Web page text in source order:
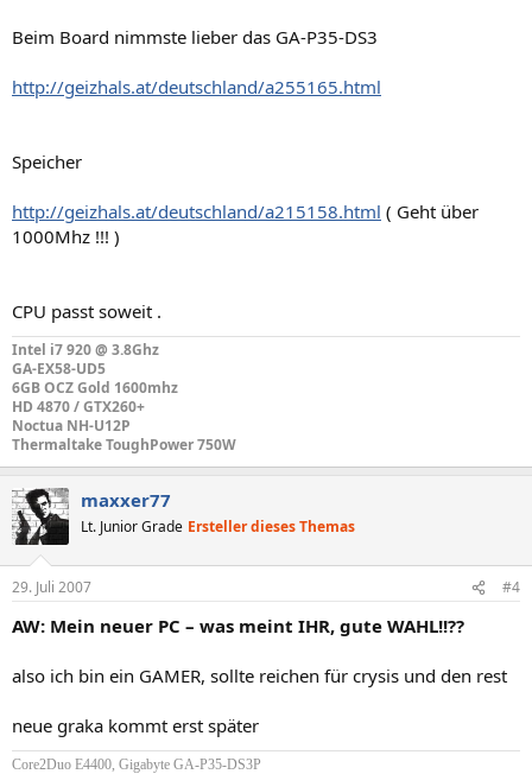
Beim Board nimmste lieber das GA-P35-DS3
http://geizhals.at/deutschland/a255165.html
Speicher
http://geizhals.at/deutschland/a215158.html ( Geht über
1000Mhz !!! )
CPU passt soweit .
Intel i7 920 @ 3.8Ghz
GA-EX58-UD5
6GB OCZ Gold 1600mhz
HD 4870 / GTX260+
Noctua NH-U12P
Thermaltake ToughPower 750W
maxxer77
Lt. Junior Grade Ersteller dieses Themas
29. Juli 2007 #4
AW: Mein neuer PC – was meint IHR, gute WAHL!!??
also ich bin ein GAMER, sollte reichen für crysis und den rest
neue graka kommt erst später
Core2Duo E4400, Gigabyte GA-P35-DS3P